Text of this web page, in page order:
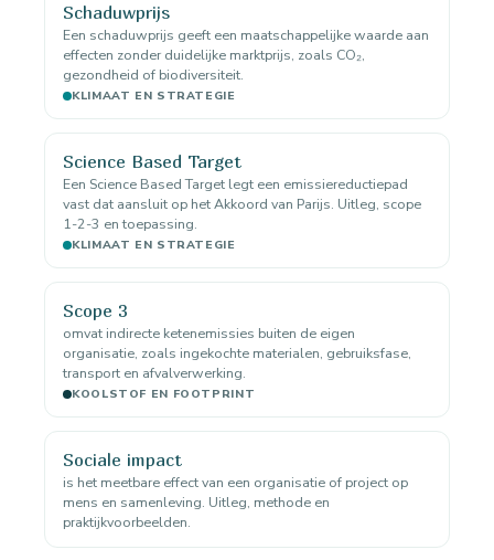
Schaduwprijs
Een schaduwprijs geeft een maatschappelijke waarde aan
effecten zonder duidelijke marktprijs, zoals CO₂,
gezondheid of biodiversiteit.
KLIMAAT EN STRATEGIE
Science Based Target
Een Science Based Target legt een emissiereductiepad
vast dat aansluit op het Akkoord van Parijs. Uitleg, scope
1-2-3 en toepassing.
KLIMAAT EN STRATEGIE
Scope 3
omvat indirecte ketenemissies buiten de eigen
organisatie, zoals ingekochte materialen, gebruiksfase,
transport en afvalverwerking.
KOOLSTOF EN FOOTPRINT
Sociale impact
is het meetbare effect van een organisatie of project op
mens en samenleving. Uitleg, methode en
praktijkvoorbeelden.